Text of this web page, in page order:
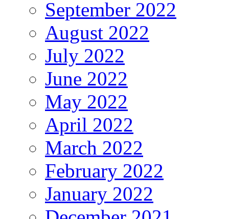
September 2022
August 2022
July 2022
June 2022
May 2022
April 2022
March 2022
February 2022
January 2022